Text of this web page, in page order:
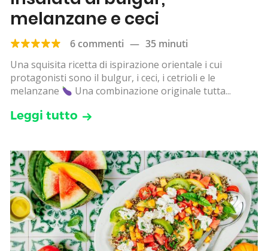
melanzane e ceci
6 commenti — 35 minuti
Una squisita ricetta di ispirazione orientale i cui
protagonisti sono il bulgur, i ceci, i cetrioli e le
melanzane
Una combinazione originale tutta...
Leggi tutto